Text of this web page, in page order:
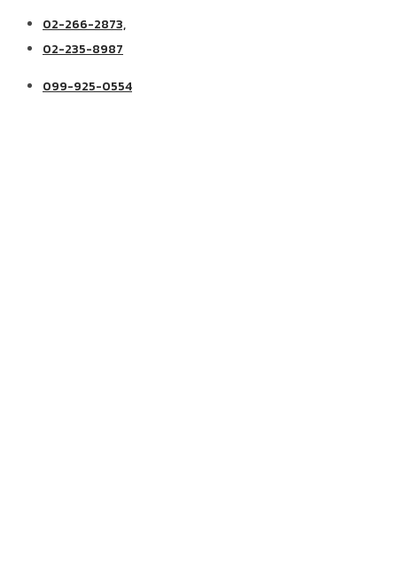
02-266-2873,
02-235-8987
099-925-0554